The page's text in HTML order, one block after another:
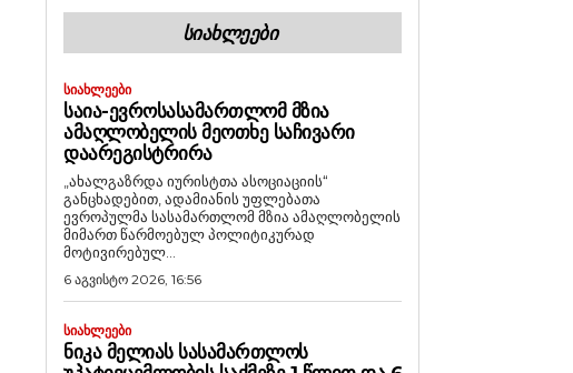
ᲡᲘᲐᲮᲚᲔᲔᲑᲘ
ᲡᲘᲐᲮᲚᲔᲔᲑᲘ
ᲡᲐᲘᲐ-ᲔᲕᲠᲝᲡᲐᲡᲐᲛᲐᲠᲗᲚᲝᲛ ᲛᲖᲘᲐ
ᲐᲛᲐᲦᲚᲝᲑᲔᲚᲘᲡ ᲛᲔᲝᲗᲮᲔ ᲡᲐᲩᲘᲕᲐᲠᲘ
ᲓᲐᲐᲠᲔᲒᲘᲡᲢᲠᲘᲠᲐ
„ახალგაზრდა იურისტთა ასოციაციის“
განცხადებით, ადამიანის უფლებათა
ევროპულმა სასამართლომ მზია ამაღლობელის
მიმართ წარმოებულ პოლიტიკურად
მოტივირებულ...
6 აგვისტო 2026, 16:56
ᲡᲘᲐᲮᲚᲔᲔᲑᲘ
ᲜᲘᲙᲐ ᲛᲔᲚᲘᲐᲡ ᲡᲐᲡᲐᲛᲐᲠᲗᲚᲝᲡ